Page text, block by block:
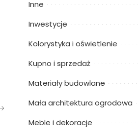
Inne
Inwestycje
Kolorystyka i oświetlenie
Kupno i sprzedaż
Materiały budowlane
Mała architektura ogrodowa
Meble i dekoracje